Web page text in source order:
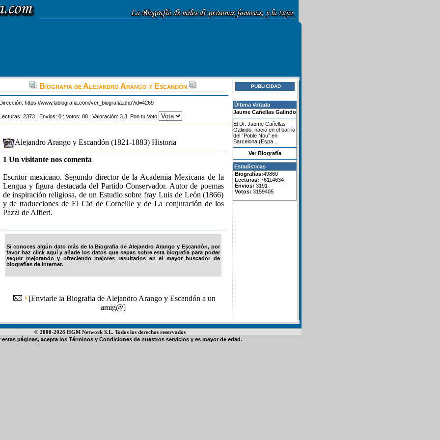
Biografia de Alejandro Arango y Escandón
https://www.labiografia.com/ver_biografia.php?id=4269
2373 : Envios: 0 : Votos: 88 : Valoración: 3.3: Pon tu Voto
Alejandro Arango y Escandón (1821-1883) Historia
1 Un visitante nos comenta
Escritor mexicano. Segundo director de la Academia Mexicana de la
Lengua y figura destacada del Partido Conservador. Autor de poemas
de inspiración religiosa, de un Estudio sobre fray Luis de León (1866)
y de traducciones de El Cid de Corneille y de La conjuración de los
Pazzi de Alfieri.
Si conoces algún dato más de la Biografia de Alejandro Arango y Escandón, por
favor haz click aquí y añade los datos que sepas sobre esta biografía para poder
seguir mejorando y ofreciendo mejores resultados en el mayor buscador de
biografías de Internet.
[Enviarle la Biografia de Alejandro Arango y Escandón a un
amig@]
PUBLICIDAD
Última Votada
Jaume Cañellas Galindo
El Dr. Jaume Cañellas
Galindo, nació en el barrio
del “Poble Nou” en
Barcelona (Espa...
Ver Biografía
Estadísticas
Biografías:49860
Lecturas: 76114634
Envios: 3191
Votos: 3159405
© 2000-2026 HGM Network S.L. Todos los derechos reservados
estas páginas, acepta los Términos y Condiciones de nuestros servicios y es mayor de edad.